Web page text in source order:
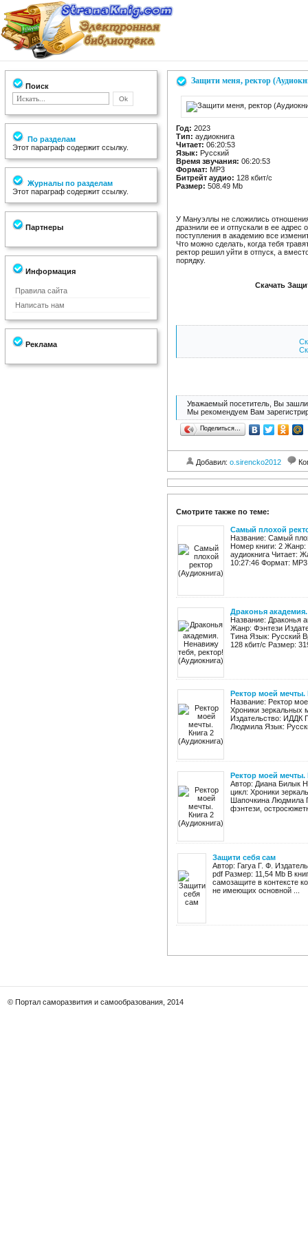
Поиск
По разделам
Этот параграф содержит ссылку.
Журналы по разделам
Этот параграф содержит ссылку.
Партнеры
Информация
Правила сайта
Написать нам
Реклама
Защити меня, ректор
Год: 2023
Тип: аудиокнига
Читает: 06:20:53
Язык: Русский
Время звучания: 06:20:53
Формат: MP3
Битрейт аудио: 128 кбит/c
Размер: 508.49 Mb
У Мануэллы не сложились
дразнили ее и отпускали в ее
поступления в академию все
Что можно сделать, когда тебя
ректор решил уйти в отпуск, а
порядку.
Скачать
Уважаемый посетитель, Вы зашли
Мы рекомендуем Вам
Поделиться…
Добавил: o.sirencko2012
Смотрите также по теме:
Самый плохой
Название: Самый
Номер книги: 2 Жанр:
аудиокнига Читает:
10:27:46 Формат:
Драконья
Название: Драконья
Жанр: Фэнтези
Тина Язык: Русский
128 кбит/c Размер:
Ректор моей мечты.
Название: Ректор
Хроники зеркальных
Издательство: ИДДК
Людмила Язык:
Ректор моей мечты.
Автор: Диана Билык
цикл: Хроники
Шапочкина Людмила
фэнтези,
Защити себя сам
Автор: Гагуа Г. Ф.
pdf Размер: 11,54 Mb В
самозащите в контексте
не имеющих основной ...
© Портал саморазвития и самообразования, 2014